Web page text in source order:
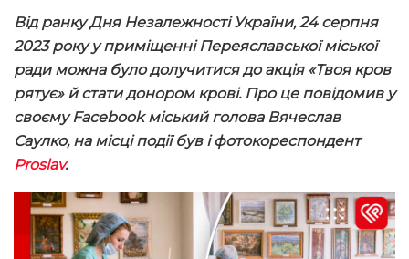
Від ранку Дня Незалежності України, 24 серпня
2023 року у приміщенні Переяславської міської
ради можна було долучитися до акція «Твоя кров
рятує» й стати донором крові. Про це повідомив у
своєму Facebook міський голова Вячеслав
Саулко, на місці події був і фотокореспондент
Proslav.